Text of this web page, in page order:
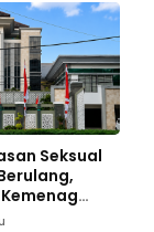
Seksual